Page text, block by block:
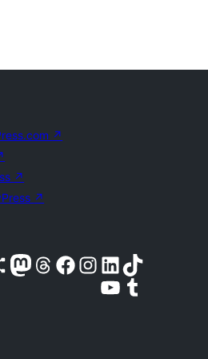
↗
↗
↗
账号 关注我们的 Mastodon 账号 访问我们的 Threads 账号 访问我们的 Facebook 公共主页 关注我们的 Instagram 账号 关注我们的 LinkedIn 主页 访问我们的 TikTok 账号
访问我们的 YouTube 频道 访问我们的 Tumblr 账号